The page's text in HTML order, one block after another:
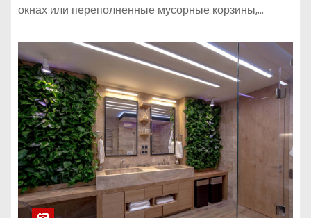
окнах или переполненные мусорные корзины,…